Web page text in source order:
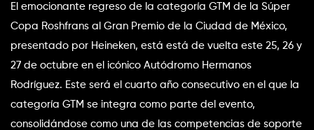
El emocionante regreso de la categoría GTM de la Súper
Copa Roshfrans al Gran Premio de la Ciudad de México,
presentado por Heineken, está está de vuelta este 25, 26 y
27 de octubre en el icónico Autódromo Hermanos
Rodríguez. Este será el cuarto año consecutivo en el que la
categoría GTM se integra como parte del evento,
consolidándose como una de las competencias de soporte